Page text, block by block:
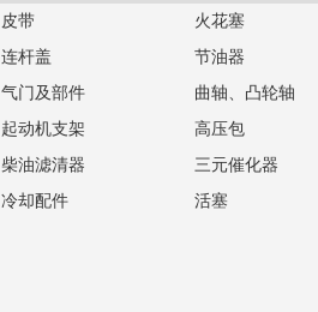
皮带
火花塞
连杆盖
节油器
气门及部件
曲轴、凸轮轴
起动机支架
高压包
柴油滤清器
三元催化器
冷却配件 活塞